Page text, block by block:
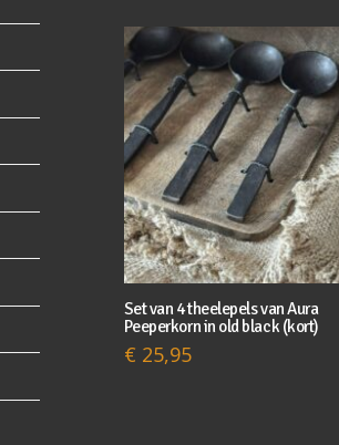
Set van 4 theelepels van Aura
Peeperkorn in old black (kort)
€ 25,95